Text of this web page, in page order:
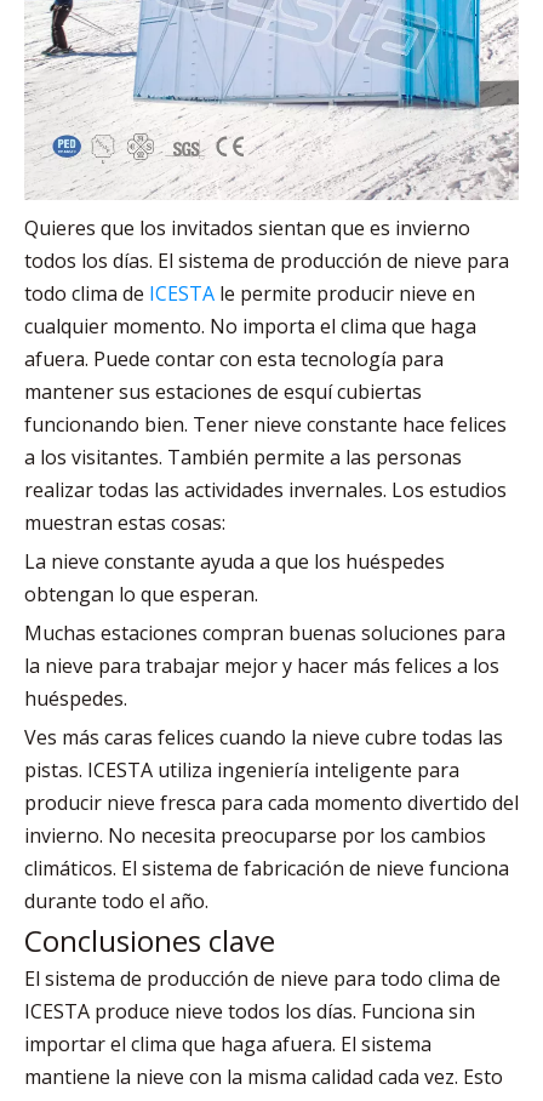
Quieres que los invitados sientan que es invierno
todos los días. El sistema de producción de nieve para
todo clima de ICESTA le permite producir nieve en
cualquier momento. No importa el clima que haga
afuera. Puede contar con esta tecnología para
mantener sus estaciones de esquí cubiertas
funcionando bien. Tener nieve constante hace felices
a los visitantes. También permite a las personas
realizar todas las actividades invernales. Los estudios
muestran estas cosas:
La nieve constante ayuda a que los huéspedes
obtengan lo que esperan.
Muchas estaciones compran buenas soluciones para
la nieve para trabajar mejor y hacer más felices a los
huéspedes.
Ves más caras felices cuando la nieve cubre todas las
pistas. ICESTA utiliza ingeniería inteligente para
producir nieve fresca para cada momento divertido del
invierno. No necesita preocuparse por los cambios
climáticos. El sistema de fabricación de nieve funciona
durante todo el año.
Conclusiones clave
El sistema de producción de nieve para todo clima de
ICESTA produce nieve todos los días. Funciona sin
importar el clima que haga afuera. El sistema
mantiene la nieve con la misma calidad cada vez. Esto